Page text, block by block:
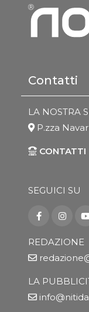
Contatti
LA NOSTRA
P.zza
CONTATTI
SEGUICI SU
REDAZIONE
LA